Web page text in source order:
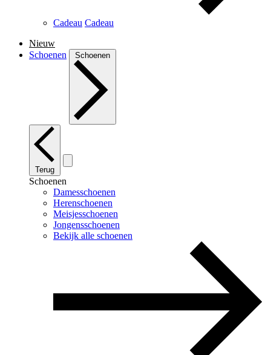
Cadeau Cadeau
Nieuw
Schoenen
Schoenen
Terug
Schoenen
Damesschoenen
Herenschoenen
Meisjesschoenen
Jongensschoenen
Bekijk alle schoenen